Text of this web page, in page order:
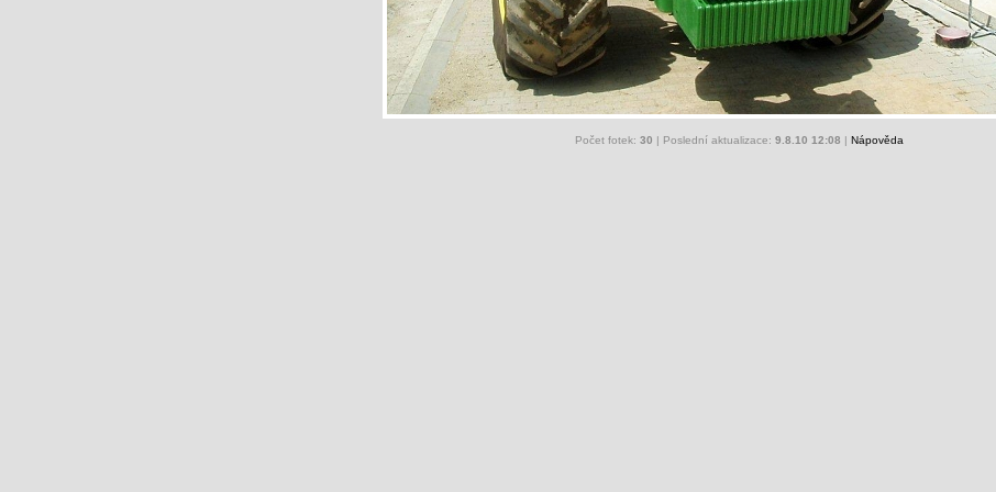
Počet fotek: 30 | Poslední aktualizace: 9.8.10 12:08 | Nápověda